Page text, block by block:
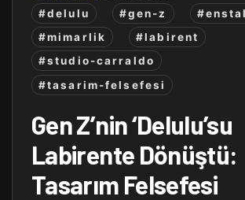
#delulu #gen-z
#mimarlik
#labirent
#studio-carraldo
#tasarim-felsefesi
Gen Z’nin ‘Delulu’su
Labirente Dönüştü:
Tasarım Felsefesi